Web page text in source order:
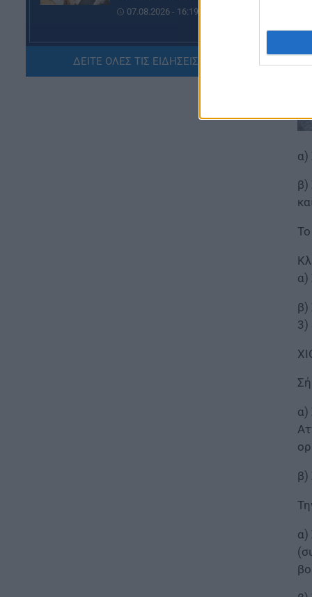
07.08.2026 - 16:19
ΠΑΙΔΕΙΑ
ΝΕΟ φοιτητικό επίδομα: Για
ποιούς φοιτητές
ΔΕΙΤΕ ΟΛΕΣ ΤΙΣ ΕΙΔΗΣΕΙΣ ΕΔΩ »
α)
β)
α)
β)
3)
α)
β)
α)